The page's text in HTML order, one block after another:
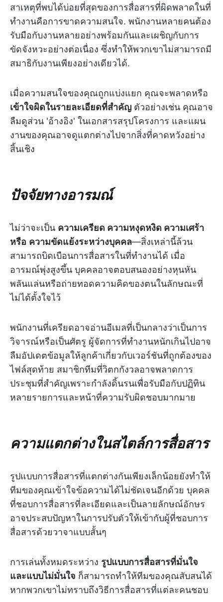
สาเหตุที่พบได้บ่อยที่สุดของการสื่อสารที่ผิดพลาดในที่
ทำงานคือการขาดความสนใจ. พนักงานหลายคนต้อง
รับมือกับงานหลายอย่างพร้อมกันและเผชิญกับการ
ขัดจังหวะอย่างต่อเนื่อง ซึ่งทำให้พวกเขาไม่สามารถมี
สมาธิกับงานเพียงอย่างเดียวได้.
เมื่อความสนใจของคุณถูกแบ่งแยก คุณจะพลาดหรือ
เข้าใจผิดในรายละเอียดที่สำคัญ ตัวอย่างเช่น คุณอาจ
ลืมดูส่วน 'อ้างอิง' ในเอกสารสรุปโครงการ และแผน
งานของคุณอาจดูแตกต่างไปจากสิ่งที่คาดหวังอย่าง
สิ้นเชิง
ปัจจัยทางอารมณ์
ไม่ว่าจะเป็น ความเครียด ความหงุดหงิด ความเศร้า
หรือ ความขัดแย้งระหว่างบุคคล—สิ่งเหล่านี้ล้วน
สามารถบิดเบือนการสื่อสารในที่ทำงานได้ เมื่อ
อารมณ์พุ่งสูงขึ้น บุคคลอาจตอบสนองอย่างหุนหัน
พลันแล่นหรือถ่ายทอดความคิดของตนในลักษณะที่
ไม่ได้ตั้งใจไว้
พนักงานที่เครียดอาจอ่านอีเมลที่เป็นกลางว่าเป็นการ
วิจารณ์หรือเป็นศัตรู ผู้จัดการที่ทำงานหนักเกินไปอาจ
ลืมอัปเดตข้อมูลให้ลูกค้าเกี่ยวกับเวอร์ชันที่ถูกต้องของ
ไฟล์สุดท้าย สมาชิกทีมที่วิตกกังวลอาจพลาดการ
ประชุมที่สำคัญเพราะกำลังดิ้นรนเพื่อรับมือกับปฏิทิน
หลายรายการและหน้าที่ความรับผิดชอบมากมาย
ความแตกต่างในสไตล์การสื่อสาร
รูปแบบการสื่อสารที่แตกต่างกันเพียงเล็กน้อยยังทำให้
ทีมของคุณเข้าใจข้อความได้ไม่ชัดเจนอีกด้วย บุคคล
ที่ชอบการสื่อสารที่ละเอียดและเป็นลายลักษณ์อักษร
อาจประสบปัญหาในการปรับตัวให้เข้ากับผู้ที่ชอบการ
สื่อสารด้วยวาจาแบบสั้นๆ
การเล่นทั้งหมดระหว่าง รูปแบบการสื่อสารที่มั่นใจ
และแบบไม่มั่นใจ ก็สามารถทำให้ทีมของคุณสับสนได้
หากพวกเขาไม่ทราบถึงวิธีการสื่อสารที่แต่ละคนชอบ